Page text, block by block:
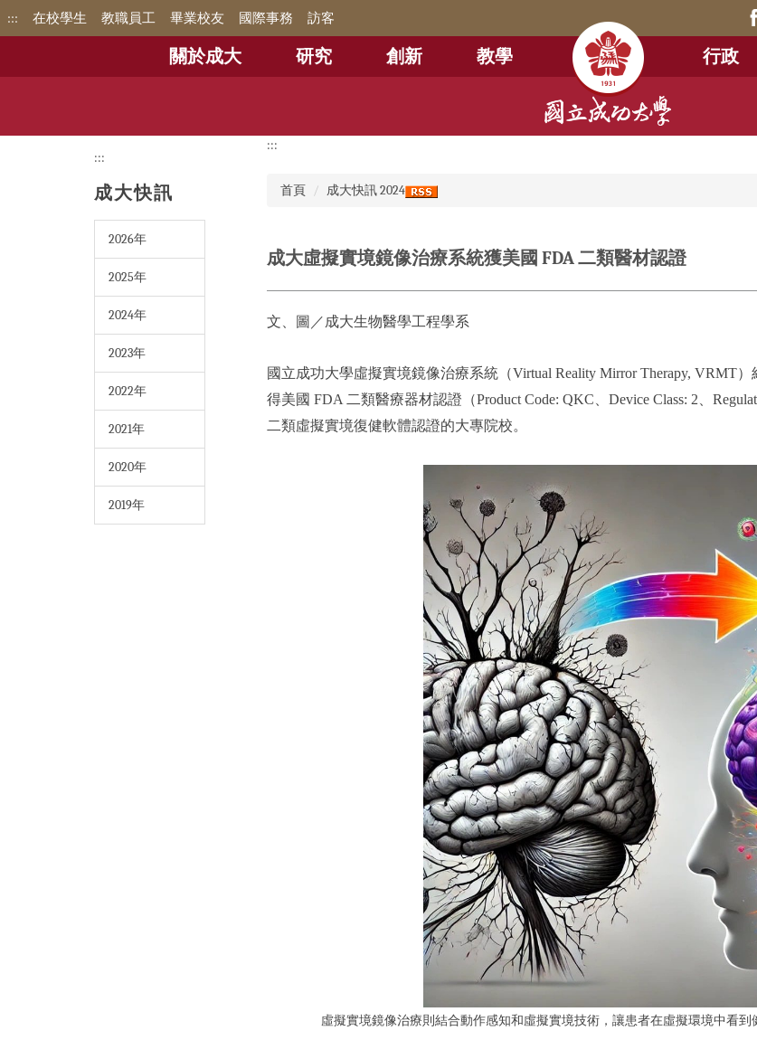
跳
::: 在校學生 教職員工 畢業校友 國際事務 訪客
關於成大 研究 創新 教學 行政
:::
成大快訊
2026年
2025年
2024年
2023年
2022年
2021年
2020年
2019年
:::
首頁 成大快訊 2024
成大虛擬實境鏡像治療系統獲美國 FDA 二類醫材認證
文、圖／成大生物醫學工程學系
國立成功大學虛擬實境鏡像治療系統（Virtual Reality Mirror Therapy, VRMT
得美國 FDA 二類醫療器材認證（Product Code: QKC、Device Class: 2、
二類虛擬實境復健軟體認證的大專院校。
虛擬實境鏡像治療則結合動作感知和虛擬實境技術，讓患者在虛擬環境中看